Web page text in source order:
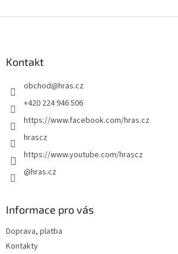
Kontakt
obchod@hras.cz
+420 224 946 506
https://www.facebook.com/hras.cz
hrascz
https://www.youtube.com/hrascz
@hras.cz
Informace pro vás
Doprava, platba
Kontakty